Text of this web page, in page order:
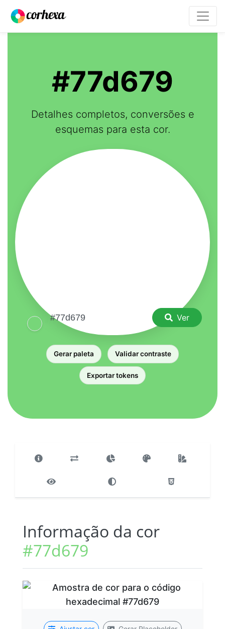
#77d679
Detalhes completos, conversões e
esquemas para esta cor.
Ver
Gerar paleta Validar contraste
Exportar tokens
Informação da cor
#77d679